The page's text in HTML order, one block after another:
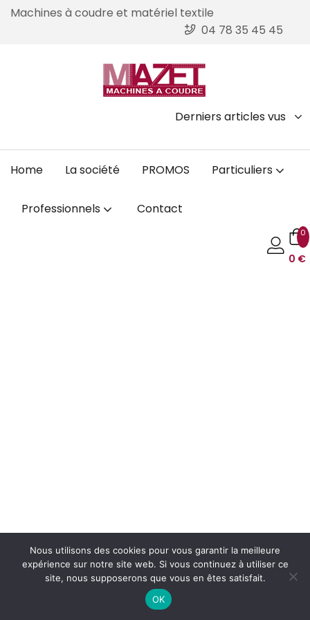
Machines à coudre et matériel textile
04 78 35 45 45
Derniers articles vus
Home La société PROMOS Particuliers
Professionnels Contact
0
0 €
Nous utilisons des cookies pour vous garantir la meilleure
expérience sur notre site web. Si vous continuez à utiliser ce
site, nous supposerons que vous en êtes satisfait.
OK